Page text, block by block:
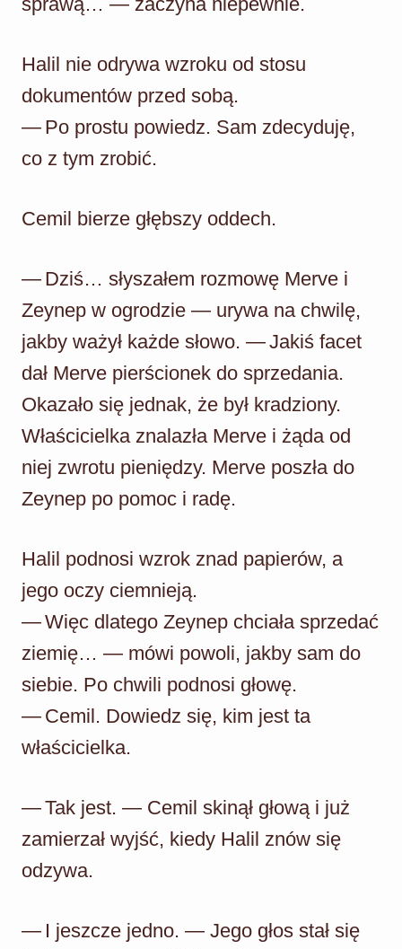
Halil nie odrywa wzroku od stosu
dokumentów przed sobą.
— Po prostu powiedz. Sam zdecyduję,
co z tym zrobić.
Cemil bierze głębszy oddech.
— Dziś… słyszałem rozmowę Merve i
Zeynep w ogrodzie — urywa na chwilę,
jakby ważył każde słowo. — Jakiś facet
dał Merve pierścionek do sprzedania.
Okazało się jednak, że był kradziony.
Właścicielka znalazła Merve i żąda od
niej zwrotu pieniędzy. Merve poszła do
Zeynep po pomoc i radę.
Halil podnosi wzrok znad papierów, a
jego oczy ciemnieją.
— Więc dlatego Zeynep chciała sprzedać
ziemię… — mówi powoli, jakby sam do
siebie. Po chwili podnosi głowę.
— Cemil. Dowiedz się, kim jest ta
właścicielka.
— Tak jest. — Cemil skinął głową i już
zamierzał wyjść, kiedy Halil znów się
odzywa.
— I jeszcze jedno. — Jego głos stał się